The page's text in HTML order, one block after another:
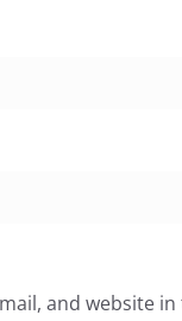
and website